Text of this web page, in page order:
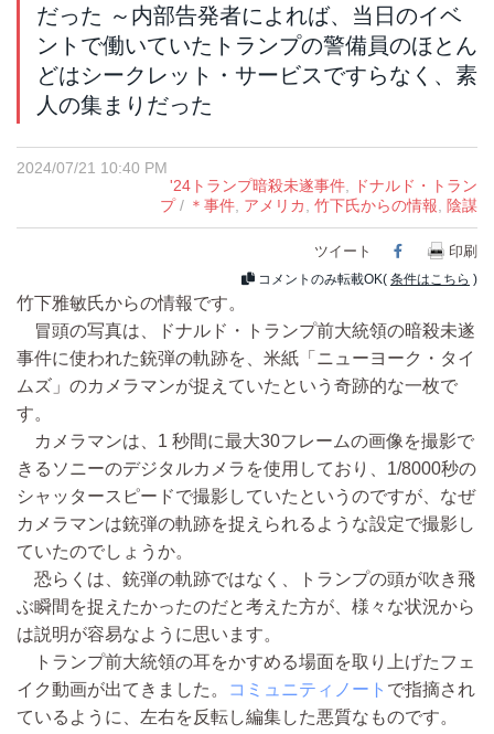
だった ～内部告発者によれば、当日のイベ
ントで働いていたトランプの警備員のほとん
どはシークレット・サービスですらなく、素
人の集まりだった
2024/07/21 10:40 PM
'24トランプ暗殺未遂事件,
ドナルド・トラン
プ/ ＊事件, アメリカ, 竹下氏からの情報, 陰謀
ツイート Facebook
印刷
コメントのみ転載OK( 条件はこちら )
竹下雅敏氏からの情報です。
冒頭の写真は、ドナルド・トランプ前大統領の暗殺未遂
事件に使われた銃弾の軌跡を、米紙「ニューヨーク・タイ
ムズ」のカメラマンが捉えていたという奇跡的な一枚で
す。
カメラマンは、1 秒間に最大30フレームの画像を撮影で
きるソニーのデジタルカメラを使用しており、1/8000秒の
シャッタースピードで撮影していたというのですが、なぜ
カメラマンは銃弾の軌跡を捉えられるような設定で撮影し
ていたのでしょうか。
恐らくは、銃弾の軌跡ではなく、トランプの頭が吹き飛
ぶ瞬間を捉えたかったのだと考えた方が、様々な状況から
は説明が容易なように思います。
トランプ前大統領の耳をかすめる場面を取り上げたフェ
イク動画が出てきました。
コミュニティノート で指摘され
ているように、左右を反転し編集した悪質なものです。